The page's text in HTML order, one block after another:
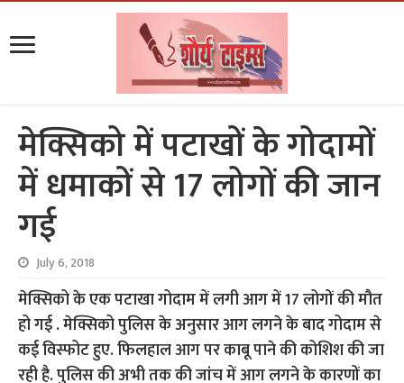
मेक्सिको में पटाखों के गोदामों
में धमाकों से 17 लोगों की जान
गई
July 6, 2018
मेक्सिको के एक पटाखा गोदाम में लगी आग में 17 लोगों की मौत
हो गई . मेक्सिको पुलिस के अनुसार आग लगने के बाद गोदाम से
कई विस्फोट हुए. फिलहाल आग पर काबू पाने की कोशिश की जा
रही है. पुलिस की अभी तक की जांच में आग लगने के कारणों का